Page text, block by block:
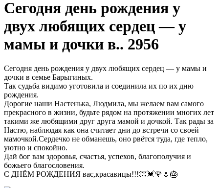
Сегодня день рождения у
двух любящих сердец — у
мамы и дочки в.. 2956
Сегодня день рождения у двух любящих сердец — у мамы и
дочки в семье Барыгиных.
Так судьба видимо уготовила и соединила их по их дню
рождения.
Дорогие наши Настенька, Людмила, мы желаем вам самого
прекрасного в жизни, будьте рядом на протяжении многих лет
такими же любящими друг друга мамой и дочкой. Так рады за
Настю, наблюдая как она считает дни до встречи со своей
мамочкой.Сердечко не обманешь, оно рвётся туда, где тепло,
уютно и спокойно.
Дай бог вам здоровья, счастья, успехов, благополучия и
божьего благословения.
С ДНЁМ РОЖДЕНИЯ вас,красавицы!!!👏💓🌹🌷🎂